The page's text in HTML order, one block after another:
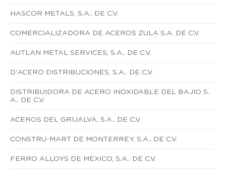
HASCOR METALS, S.A.. DE C.V.
COMERCIALIZADORA DE ACEROS ZULA S.A. DE C.V.
AUTLAN METAL SERVICES, S.A.. DE C.V.
D'ACERO DISTRIBUCIONES, S.A.. DE C.V.
DISTRIBUIDORA DE ACERO INOXIDABLE DEL BAJIO S.
A.. DE C.V.
ACEROS DEL GRIJALVA, S.A.. DE C.V.
CONSTRU-MART DE MONTERREY, S.A.. DE C.V.
FERRO ALLOYS DE MEXICO, S.A.. DE C.V.